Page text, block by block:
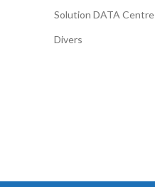
Solution DATA Centre
Divers